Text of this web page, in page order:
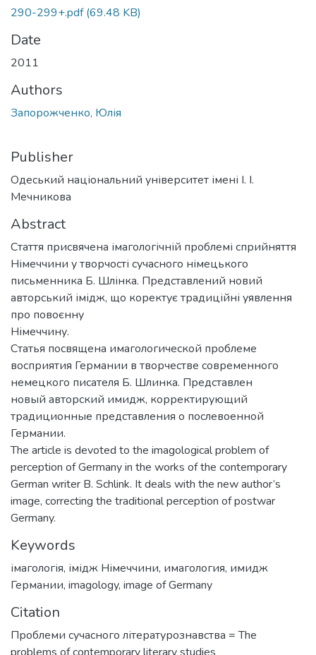
290-299+.pdf(69.48 KB)
Date
2011
Authors
Запорожченко, Юлія
Publisher
Одеський національний університет імені І. І.
Мечникова
Abstract
Стаття присвячена імагологічній проблемі сприйняття
Німеччини у творчості сучасного німецького
письменника Б. Шлінка. Представлений новий
авторський імідж, що коректує традиційні уявлення
про повоєнну
Німеччину.
Статья посвящена имагологической проблеме
восприятия Германии в творчестве современного
немецкого писателя Б. Шлинка. Представлен
новый авторский имидж, корректирующий
традиционные представления о послевоенной
Германии.
The article is devoted to the imagological problem of
perception of Germany in the works of the contemporary
German writer B. Schlink. It deals with the new author’s
image, correcting the traditional perception of postwar
Germany.
Keywords
імагологія, імідж Німеччини, имагология, имидж
Германии, imagology, image of Germany
Citation
Проблеми сучасного літературознавства = The